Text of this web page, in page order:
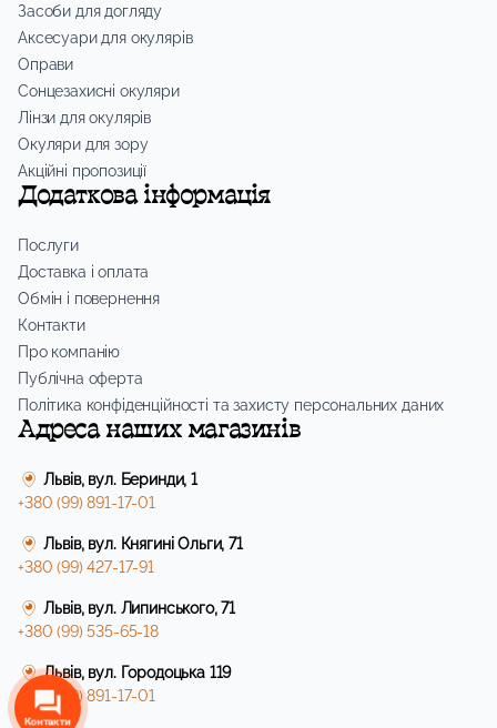
Засоби для догляду
Аксесуари для окулярів
Оправи
Сонцезахисні окуляри
Лінзи для окулярів
Окуляри для зору
Акційні пропозиції
Додаткова інформація
Послуги
Доставка і оплата
Обмін і повернення
Контакти
Про компанію
Публічна оферта
Політика конфіденційності та захисту персональних даних
Адреса наших магазинів
Львів, вул. Беринди, 1
+380 (99) 891-17-01
Львів, вул. Княгині Ольги, 71
+380 (99) 427-17-91
Львів, вул. Липинського, 71
+380 (99) 535-65-18
Львів, вул. Городоцька 119
+380 (99) 891-17-01
Контакти